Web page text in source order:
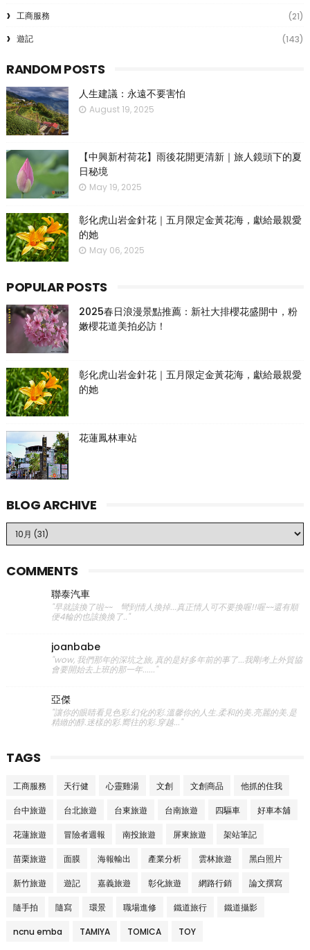
工商服務
(21)
遊記
(143)
RANDOM POSTS
人生建議：永遠不要害怕
August 19, 2025
【中興新村荷花】雨後花開更清新｜旅人鏡頭下的夏
日秘境
May 19, 2025
彰化虎山岩金針花｜五月限定金黃花海，獻給最親愛
的她
May 06, 2025
POPULAR POSTS
2025春日浪漫景點推薦：新社大排櫻花盛開中，粉
嫩櫻花道美拍必訪！
彰化虎山岩金針花｜五月限定金黃花海，獻給最親愛
的她
花蓮鳳林車站
BLOG ARCHIVE
COMMENTS
聯泰汽車
"早就該換了啦~~ 彎到情人換掉...真正情人可不要換喔!!喔~~還有順
便4輪的也該換換了.."
joanbabe
"wow, 我們那年的深坑之旅, 真的是好多年前的事了...我剛考上外貿協
會要開始去上班的那一年......"
亞傑
"讓你的眼睛看見色彩.幻化的彩.溫馨你的人生.柔和的美.亮麗的美.是
精緻的醇.迷樣的彩.嚮往的彩.穿越..."
TAGS
工商服務 天行健 心靈雞湯 文創 文創商品 他抓的住我
台中旅遊 台北旅遊 台東旅遊 台南旅遊 四驅車 好車本舖
花蓮旅遊 冒險者週報 南投旅遊 屏東旅遊 架站筆記
苗栗旅遊 面膜 海報輸出 產業分析 雲林旅遊 黑白照片
新竹旅遊 遊記 嘉義旅遊 彰化旅遊 網路行銷 論文撰寫
隨手拍 隨寫 環景 職場進修 鐵道旅行 鐵道攝影
ncnu emba TAMIYA TOMICA TOY